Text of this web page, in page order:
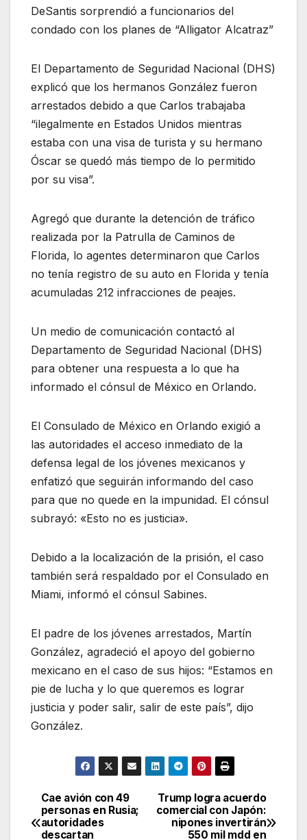
DeSantis sorprendió a funcionarios del
condado con los planes de “Alligator Alcatraz”
El Departamento de Seguridad Nacional (DHS)
explicó que los hermanos González fueron
arrestados debido a que Carlos trabajaba
“ilegalmente en Estados Unidos mientras
estaba con una visa de turista y su hermano
Óscar se quedó más tiempo de lo permitido
por su visa”.
Agregó que durante la detención de tráfico
realizada por la Patrulla de Caminos de
Florida, lo agentes determinaron que Carlos
no tenía registro de su auto en Florida y tenía
acumuladas 212 infracciones de peajes.
Un medio de comunicación contactó al
Departamento de Seguridad Nacional (DHS)
para obtener una respuesta a lo que ha
informado el cónsul de México en Orlando.
El Consulado de México en Orlando exigió a
las autoridades el acceso inmediato de la
defensa legal de los jóvenes mexicanos y
enfatizó que seguirán informando del caso
para que no quede en la impunidad. El cónsul
subrayó: «Esto no es justicia».
Debido a la localización de la prisión, el caso
también será respaldado por el Consulado en
Miami, informó el cónsul Sabines.
El padre de los jóvenes arrestados, Martín
González, agradeció el apoyo del gobierno
mexicano en el caso de sus hijos: “Estamos en
pie de lucha y lo que queremos es lograr
justicia y poder salir, salir de este país”, dijo
González.
Navegación
de
Trump logra acuerdo
comercial con Japón:
nipones invertirán
550 mil mdd en
Cae avión con 49
personas en Rusia;
autoridades
descartan